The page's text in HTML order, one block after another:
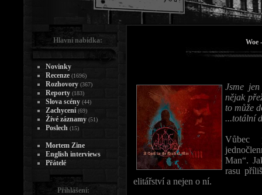
Woe
Jsme
nějak
to může
...totální
Vůbec
Man“.
rasu
elitářství a nejen o ní.
Hlavní nabídka:
Novinky
Recenze (1696)
Rozhovory (367)
Reporty (183)
Slova scény (44)
Zachycení (69)
Živé záznamy (51)
Poslech (15)
Mortem Zine
English interviews
Přátelé
Přihlášení: